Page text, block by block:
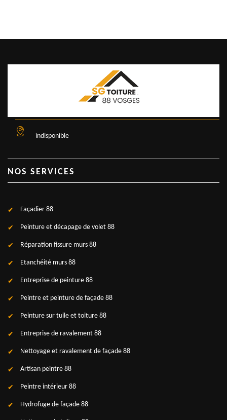
indisponible
NOS SERVICES
Façadier 88
Peinture et décapage de volet 88
Réparation fissure murs 88
Etanchéité murs 88
Entreprise de peinture 88
Peintre et peinture de façade 88
Peinture sur tuile et toiture 88
Entreprise de ravalement 88
Nettoyage et ravalement de façade 88
Artisan peintre 88
Peintre intérieur 88
Hydrofuge de façade 88